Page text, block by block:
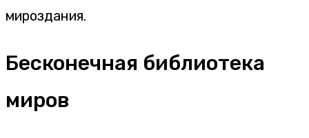
мироздания.
Бесконечная библиотека
миров